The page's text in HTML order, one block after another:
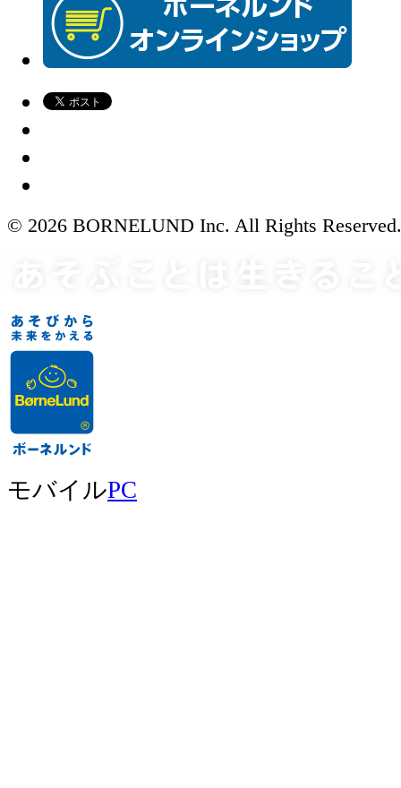
© 2026 BORNELUND Inc. All Rights Reserved.
モバイルPC